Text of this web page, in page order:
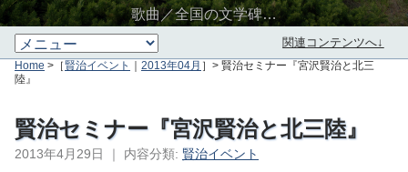
歌曲／全国の文学碑…
関連コンテンツへ↓
Home >［賢治イベント ｜ 2013年04月 ］> 賢治セミナー『宮沢賢治と北三
陸』
賢治セミナー『宮沢賢治と北三陸』
2013年4月29日 ｜ 内容分類: 賢治イベント